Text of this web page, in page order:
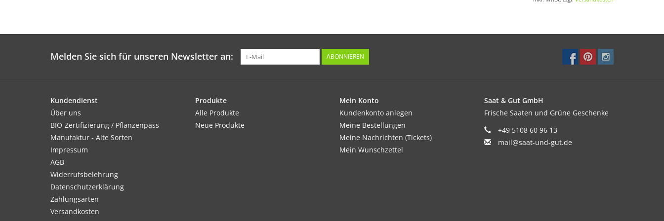
25 Korn
Melden Sie sich für unseren Newsletter an: ABONNIEREN
Kundendienst
Über uns
BIO-Zertifizierung / Pflanzenpass
Manufaktur - Alte Sorten
Impressum
AGB
Widerrufsbelehrung
Datenschutzerklärung
Zahlungsarten
Versandkosten
Produkte
Alle Produkte
Neue Produkte
Mein Konto
Kundenkonto anlegen
Meine Bestellungen
Meine Nachrichten (Tickets)
Mein Wunschzettel
Saat & Gut GmbH
Frische Saaten und Grüne Geschenke
+49 5108 60 96 13
mail@saat-und-gut.de